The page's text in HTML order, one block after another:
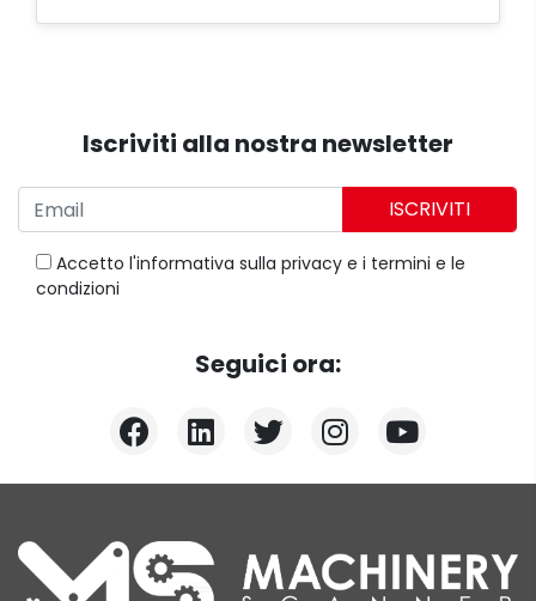
Iscriviti alla nostra newsletter
ISCRIVITI
Accetto l'informativa sulla privacy e i termini e le
condizioni
Seguici ora: